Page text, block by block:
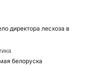
директора лесхоза в
белоруска